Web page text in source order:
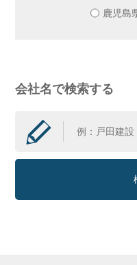
鹿児島
会社名で検索する